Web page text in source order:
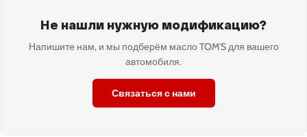
Не нашли нужную модификацию?
Напишите нам, и мы подберём масло TOM'S для вашего
автомобиля.
Связаться с нами